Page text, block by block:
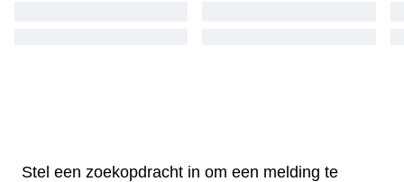
Stel een zoekopdracht in om een melding te